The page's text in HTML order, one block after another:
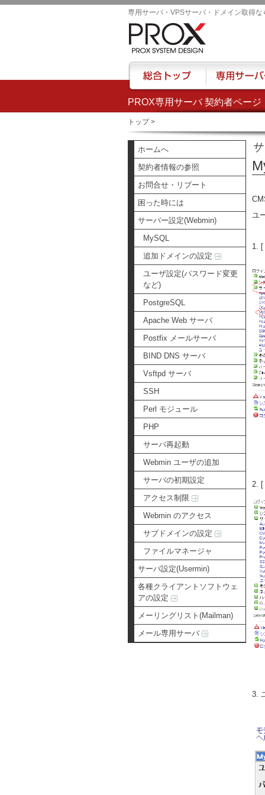
PROX専用サーバ 契約者ページ
専用サーバ・VPSサーバ・ドメイン取得な
トップ>
ホームへ
契約者情報の参照
お問合せ・リブート
困った時には
サーバー設定(Webmin)
MySQL
追加ドメインの設定
ユーザ設定(パスワード変更
など)
PostgreSQL
Apache Web サーバ
Postfix メールサーバ
BIND DNS サーバ
Vsftpd サーバ
SSH
Perl モジュール
PHP
サーバ再起動
Webmin ユーザの追加
サーバの初期設定
アクセス制限
Webmin のアクセス
サブドメインの設定
ファイルマネージャ
サーバ設定(Usermin)
各種クライアントソフトウェ
アの設定
メーリングリスト(Mailman)
メール専用サーバ
ユ
1.
2. [
3.
総合トップ 専用サーバー